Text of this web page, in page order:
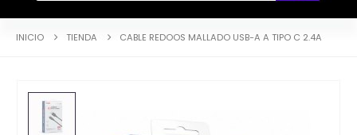
INICIO TIENDA CABLE REDOOS MALLADO USB-A A TIPO C 2.4A